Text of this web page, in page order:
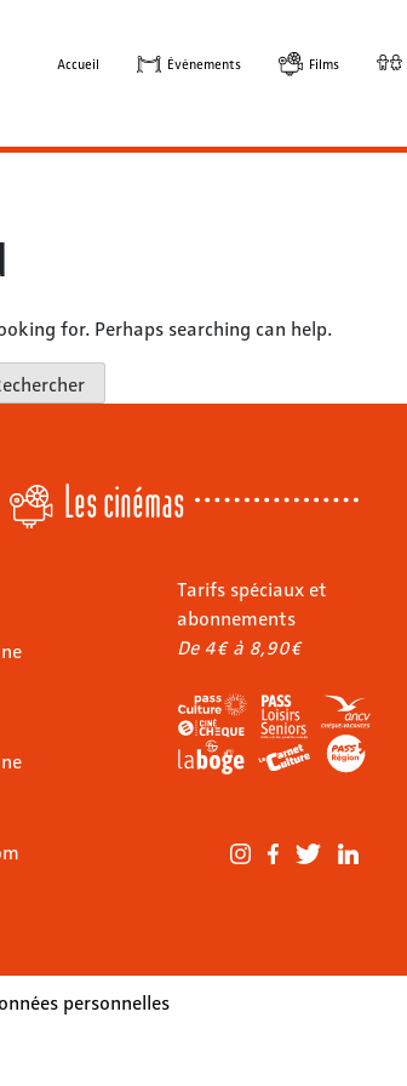
Accueil Évènements Films
for. Perhaps searching can help.
Les cinémas
Tarifs spéciaux et
abonnements
De 4€ à 8,90€
personnelles